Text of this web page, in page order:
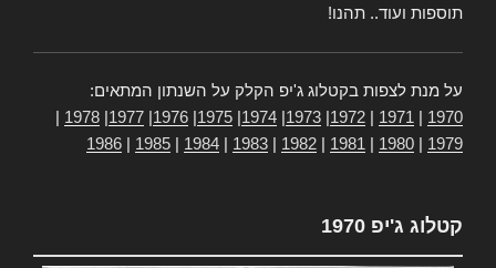
תוספות ועוד.. תהנו!
על מנת לצפות בקטלוג ג'יפ הקלק על השנתון המתאים:
1970
1971
1972
1973
1974
1975
1976
1977
1978
1979
1980
1981
1982
1983
1984
1985
1986
קטלוג ג'יפ 1970